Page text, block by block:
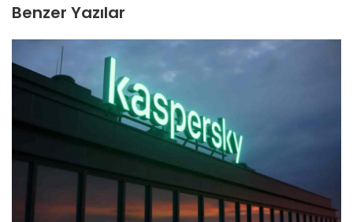
Benzer Yazılar